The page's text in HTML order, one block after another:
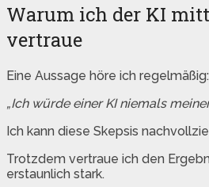
Warum ich der KI
vertraue
Eine Aussage höre ich regelmäßig:
„Ich würde einer KI niemals
Ich kann diese Skepsis
Trotzdem vertraue ich den
erstaunlich stark.